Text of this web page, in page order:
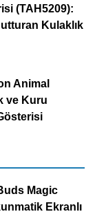
(TAH5209):
Kulaklık
Animal
ve Kuru
Magic
Ekranlı